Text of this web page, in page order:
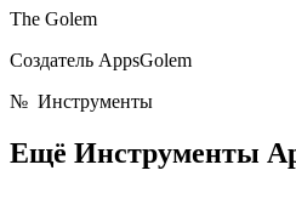
The Golem
Создатель AppsGolem
№ Инструменты
Ещё Инструменты